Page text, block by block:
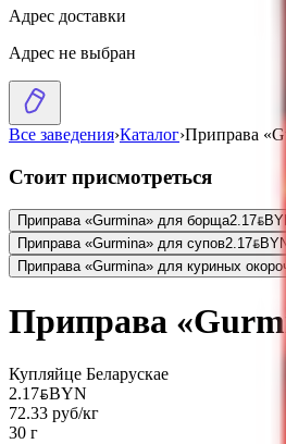
Адрес доставки
Адрес не выбран
Все заведения›Каталог›Приправа
Стоит присмотреться
Приправа «Gurmina» для борща2.17BYNBYN
Приправа «Gurmina» для супов2.17BYNBYN
Приправа «Gurmina» для куриных
Приправа
Купляйце Беларускае
2.17BYNBYN
72.33 руб/кг
30 г